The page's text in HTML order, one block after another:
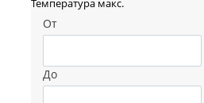
Температура макс.
От
До